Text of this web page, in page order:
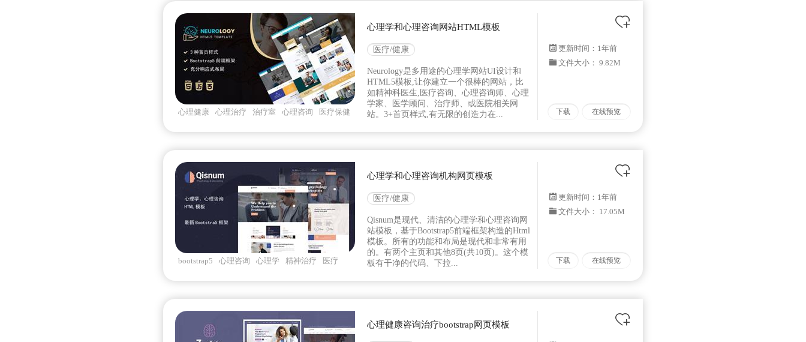
心理健康 心理治疗 治疗室 心理咨询 医疗保健
心理学和心理咨询网站HTML模板
医疗/健康
Neurology是多用途的心理学网站UI设计和
HTML5模板,让你建立一个很棒的网站，比
如精神科医生,医疗咨询、心理咨询师、心理
学家、医学顾问、治疗师、或医院相关网
站。3+首页样式,有无限的创造力在...
更新时间： 1年前
文件大小： 9.82M
下载 在线预览
bootstrap5 心理咨询 心理学 精神治疗 医疗
心理学和心理咨询机构网页模板
医疗/健康
Qisnum是现代、清洁的心理学和心理咨询网
站模板，基于Bootstrap5前端框架构造的Html
模板。所有的功能和布局是现代和非常有用
的。有两个主页和其他8页(共10页)。这个模
板有干净的代码、下拉...
更新时间： 1年前
文件大小： 17.05M
下载 在线预览
心理健康咨询治疗bootstrap网页模板